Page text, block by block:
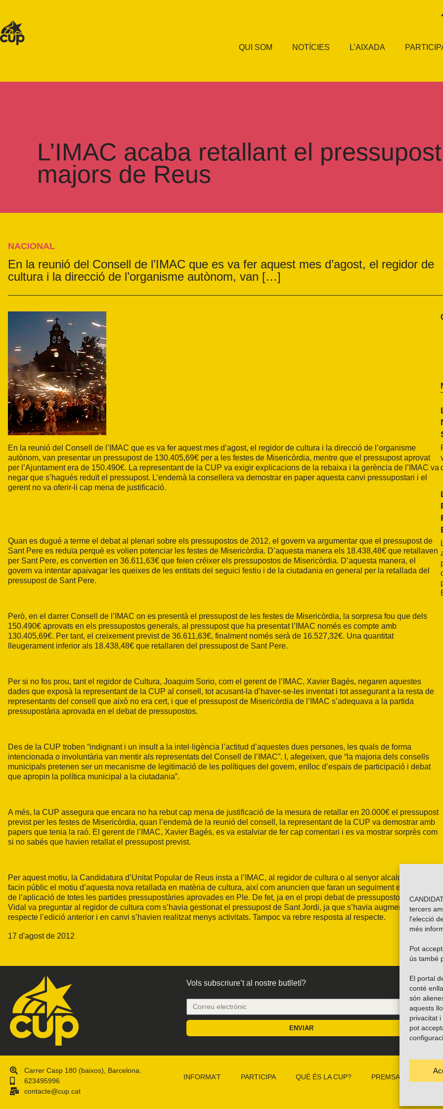
tercers
l'elecció
més
Pot
ús també
El portal
conté
són
aquests
privacitat
pot
QUI SOM NOTÍCIES L’AIXADA
L’IMAC acaba retallant el
majors de Reus
NACIONAL
En la reunió del Consell de l’IMAC que es va fer aquest mes d’agost, el regidor de
cultura i la direcció de l’organisme autònom, van […]
En la reunió del Consell de l’IMAC que es va fer aquest mes d’agost, el regidor de cultura i la direcció de l’organisme
autònom, van presentar un pressupost de 130.405,69€ per a les festes de Misericòrdia, mentre que el pressupost aprovat
per l’Ajuntament era de 150.490€. La representant de la CUP va exigir explicacions de la rebaixa i la gerència de l’IMAC va
negar que s’hagués reduït el pressupost. L’endemà la consellera va demostrar en paper aquesta canvi pressupostari i el
gerent no va oferir-li cap mena de justificació.
Quan es dugué a terme el debat al plenari sobre els pressupostos de 2012, el govern va argumentar que el pressupost de
Sant Pere es reduïa perquè es volien potenciar les festes de Misericòrdia. D’aquesta manera els 18.438,48€ que retallaven
per Sant Pere, es convertien en 36.611,63€ que feien créixer els pressupostos de Misericòrdia. D’aquesta manera, el
govern va intentar apaivagar les queixes de les entitats del seguici festiu i de la ciutadania en general per la retallada del
pressupost de Sant Pere.
Però, en el darrer Consell de l’IMAC on es presentà el pressupost de les festes de Misericòrdia, la sorpresa fou que dels
150.490€ aprovats en els pressupostos generals, al pressupost que ha presentat l’IMAC només es compte amb
130.405,69€. Per tant, el creixement previst de 36.611,63€, finalment només serà de 16.527,32€. Una quantitat
lleugerament inferior als 18.438,48€ que retallaren del pressupost de Sant Pere.
Per si no fos prou, tant el regidor de Cultura, Joaquim Sorio, com el gerent de l’IMAC, Xavier Bagés, negaren aquestes
dades que exposà la representant de la CUP al consell, tot acusant-la d’haver-se-les inventat i tot assegurant a la resta de
representants del consell que això no era cert, i que el pressupost de Misericòrdia de l’IMAC s’adequava a la partida
pressupostària aprovada en el debat de pressupostos.
Des de la CUP troben “indignant i un insult a la intel·ligència l’actitud d’aquestes dues persones, les quals de forma
intencionada o involuntària van mentir als representats del Consell de l’IMAC”. I, afegeixen, que “la majoria dels consells
municipals pretenen ser un mecanisme de legitimació de les polítiques del govern, enlloc d’espais de participació i debat
que apropin la política municipal a la ciutadania”.
A més, la CUP assegura que encara no ha rebut cap mena de justificació de la mesura de retallar en 20.000€ el pressupost
previst per les festes de Misericòrdia, quan l’endemà de la reunió del consell, la representant de la CUP va demostrar amb
papers que tenia la raó. El gerent de l’IMAC, Xavier Bagés, es va estalviar de fer cap comentari i es va mostrar sorprès com
si no sabés que havien retallat el pressupost previst.
Per aquest motiu, la Candidatura d’Unitat Popular de Reus insta a l’IMAC, al regidor de cultura o al senyor alcalde que
facin públic el motiu d’aquesta nova retallada en matèria de cultura, així com anuncien que faran un seguiment exhaustiu
de l’aplicació de totes les partides pressupostàries aprovades en Ple. De fet, ja en el propi debat de pressupostos, David
Vidal va preguntar al regidor de cultura com s’havia gestionat el pressupost de Sant Jordi, ja que s’havia augmentat
respecte l’edició anterior i en canvi s’havien realitzat menys activitats. Tampoc va rebre resposta al respecte.
17 d'agost de 2012
Vols subscriure’t al nostre butlletí?
ENVIAR
Carrer Casp 180 (baixos), Barcelona.
623495996
contacte@cup.cat
INFORMA’T PARTICIPA QUÈ ÉS LA CUP? PREMSA